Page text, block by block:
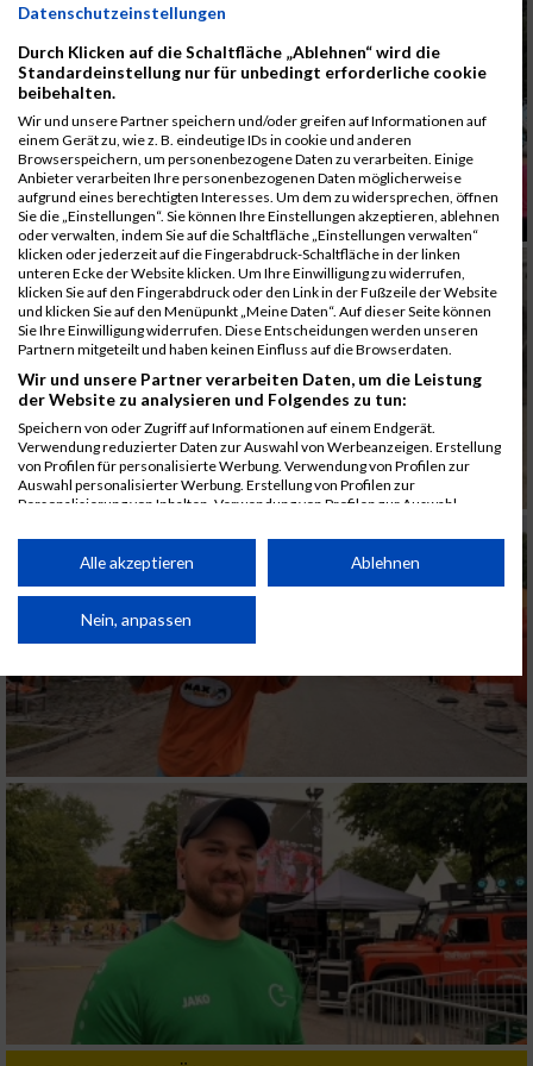
Datenschutzeinstellungen
Durch Klicken auf die Schaltfläche „Ablehnen“ wird die
Standardeinstellung nur für unbedingt erforderliche cookie
beibehalten.
Wir und unsere Partner speichern und/oder greifen auf Informationen auf
einem Gerät zu, wie z. B. eindeutige IDs in cookie und anderen
Browserspeichern, um personenbezogene Daten zu verarbeiten. Einige
Anbieter verarbeiten Ihre personenbezogenen Daten möglicherweise
aufgrund eines berechtigten Interesses. Um dem zu widersprechen, öffnen
Sie die „Einstellungen“. Sie können Ihre Einstellungen akzeptieren, ablehnen
oder verwalten, indem Sie auf die Schaltfläche „Einstellungen verwalten“
klicken oder jederzeit auf die Fingerabdruck-Schaltfläche in der linken
unteren Ecke der Website klicken. Um Ihre Einwilligung zu widerrufen,
klicken Sie auf den Fingerabdruck oder den Link in der Fußzeile der Website
und klicken Sie auf den Menüpunkt „Meine Daten“. Auf dieser Seite können
Sie Ihre Einwilligung widerrufen. Diese Entscheidungen werden unseren
Partnern mitgeteilt und haben keinen Einfluss auf die Browserdaten.
Wir und unsere Partner verarbeiten Daten, um die Leistung
der Website zu analysieren und Folgendes zu tun:
Speichern von oder Zugriff auf Informationen auf einem Endgerät.
Verwendung reduzierter Daten zur Auswahl von Werbeanzeigen. Erstellung
von Profilen für personalisierte Werbung. Verwendung von Profilen zur
Auswahl personalisierter Werbung. Erstellung von Profilen zur
Personalisierung von Inhalten. Verwendung von Profilen zur Auswahl
Performance von Inhalten. Analyse von Zielgruppen durch Statistiken oder
Kombinationen von Daten aus verschiedenen Quellen. Entwicklung und
von Inhalten.
Daten können außerhalb der Europäischen Union weitergegeben und in die
Website/App.
Partnerliste anzeigen (1 IAB-Anbieter)
Wir nutzen Ihre Daten für folgende Zwecke:
IAB-Verarbeitungszwecke:
Speichern von oder Zugriff auf Informationen
auf einem Endgerät
Verwendung reduzierter Daten zur Auswahl
von Werbeanzeigen
Erstellung von Profilen für personalisierte
Werbung
Verwendung von Profilen zur Auswahl
Alle akzeptieren Ablehnen
Nein, anpassen